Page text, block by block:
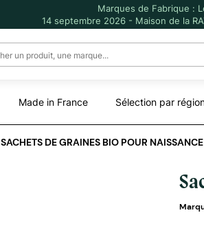
Marques de Fabrique :
14 septembre 2026 - Maison de la
Made in France Sélection par
SACHETS DE GRAINES BIO POUR NAISSANCE